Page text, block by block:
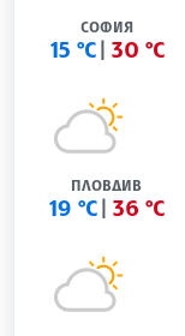
СОФИЯ
15 °C 30 °C
ПЛОВДИВ
19 °C 36 °C